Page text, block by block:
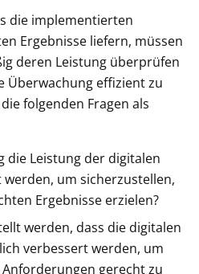
die implementierten
Ergebnisse liefern, müssen
deren Leistung überprüfen
Überwachung effizient zu
folgenden Fragen als
die Leistung der digitalen
um sicherzustellen,
Ergebnisse erzielen?
werden, dass die digitalen
verbessert werden, um
gerecht zu